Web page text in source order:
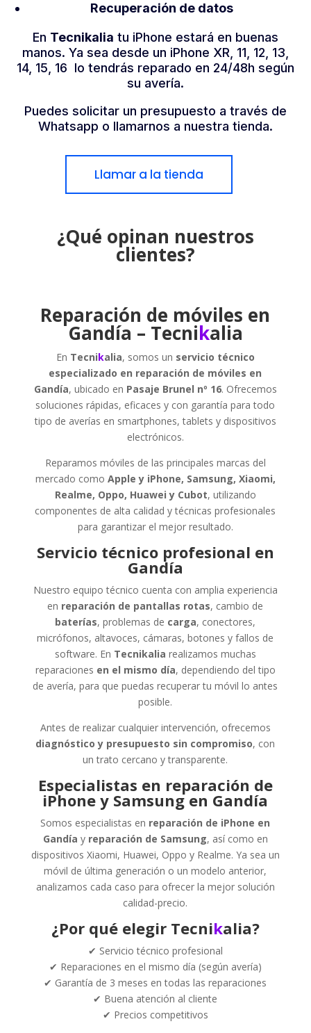
Recuperación de datos
En Tecnikalia tu iPhone estará en buenas
manos. Ya sea desde un iPhone XR, 11, 12, 13,
14, 15, 16 lo tendrás reparado en 24/48h según
su avería.
Puedes solicitar un presupuesto a través de
Whatsapp o llamarnos a nuestra tienda.
Llamar a la tienda
¿Qué opinan nuestros
clientes?
Reparación de móviles en
Gandía – Tecnikalia
En Tecnikalia, somos un servicio técnico
especializado en reparación de móviles en
Gandía, ubicado en Pasaje Brunel nº 16. Ofrecemos
soluciones rápidas, eficaces y con garantía para todo
tipo de averías en smartphones, tablets y dispositivos
electrónicos.
Reparamos móviles de las principales marcas del
mercado como Apple y iPhone, Samsung, Xiaomi,
Realme, Oppo, Huawei y Cubot, utilizando
componentes de alta calidad y técnicas profesionales
para garantizar el mejor resultado.
Servicio técnico profesional en
Gandía
Nuestro equipo técnico cuenta con amplia experiencia
en reparación de pantallas rotas, cambio de
baterías, problemas de carga, conectores,
micrófonos, altavoces, cámaras, botones y fallos de
software. En Tecnikalia realizamos muchas
reparaciones en el mismo día, dependiendo del tipo
de avería, para que puedas recuperar tu móvil lo antes
posible.
Antes de realizar cualquier intervención, ofrecemos
diagnóstico y presupuesto sin compromiso, con
un trato cercano y transparente.
Especialistas en reparación de
iPhone y Samsung en Gandía
Somos especialistas en reparación de iPhone en
Gandía y reparación de Samsung, así como en
dispositivos Xiaomi, Huawei, Oppo y Realme. Ya sea un
móvil de última generación o un modelo anterior,
analizamos cada caso para ofrecer la mejor solución
calidad-precio.
¿Por qué elegir Tecnikalia?
✔ Servicio técnico profesional
✔ Reparaciones en el mismo día (según avería)
✔ Garantía de 3 meses en todas las reparaciones
✔ Buena atención al cliente
✔ Precios competitivos